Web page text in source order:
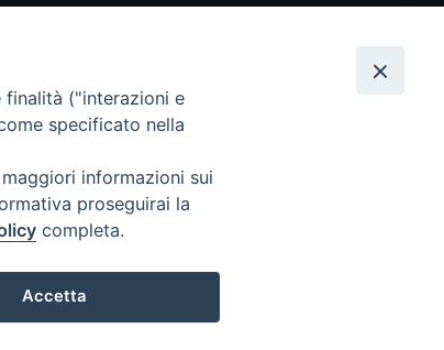
("interazioni e
specificato nella
informazioni sui
proseguirai la
completa.
Accetta